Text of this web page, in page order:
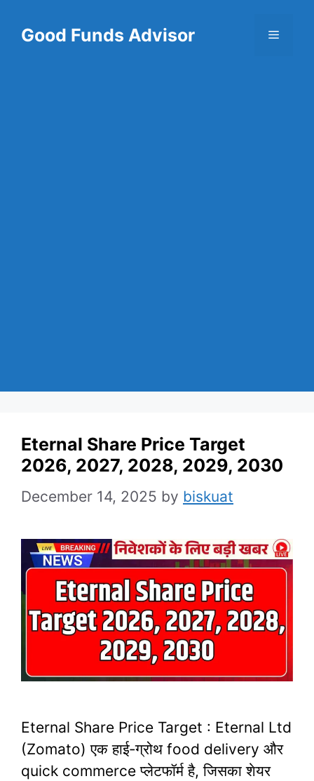
Good Funds Advisor Menu
Eternal Share Price Target
2026, 2027, 2028, 2029, 2030
December 14, 2025 by biskuat
Eternal Share Price Target : Eternal Ltd
(Zomato) एक हाई‑ग्रोथ food delivery और
quick commerce प्लेटफॉर्म है, जिसका शेयर